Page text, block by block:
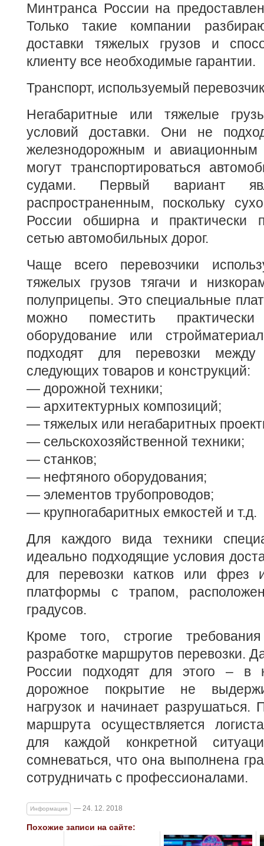
Минтранса России на
Только такие компании
доставки тяжелых грузов и
клиенту все необходимые гарантии.
Транспорт, используемый
Негабаритные или тяжелые
условий доставки. Они не
железнодорожным и авиационным
могут транспортироваться
судами. Первый вариант
распространенным, поскольку
России обширна и практически
сетью автомобильных дорог.
Чаще всего перевозчики
тяжелых грузов тягачи и
полуприцепы. Это специальные
можно поместить
оборудование или
подходят для перевозки
следующих товаров и конструкций:
— дорожной техники;
— архитектурных композиций;
— тяжелых или негабаритных
— сельскохозяйственной техники;
— станков;
— нефтяного оборудования;
— элементов трубопроводов;
— крупногабаритных емкостей и т.д.
Для каждого вида техники
идеально подходящие условия
для перевозки катков или фрез
платформы с трапом,
градусов.
Кроме того, строгие
разработке маршрутов перевозки.
России подходят для этого – в
дорожное покрытие не
нагрузок и начинает разрушаться.
маршрута осуществляется
для каждой конкретной
сомневаться, что она выполнена
сотрудничать с профессионалами.
Информация — 24. 12. 2018
Похожие записи на сайте: